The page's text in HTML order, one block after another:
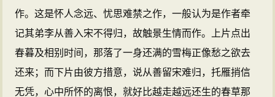
作。这是怀人念远、忧思难禁之作，一般认为是作者牵
记其弟李从善入宋不得归，故触景生情而作。上片点出
春暮及相别时间，那落了一身还满的雪梅正像愁之欲去
还来；而下片由彼方措意，说从善留宋难归，托雁捎信
无凭，心中所怀的离恨，就好比越走越远还生的春草那